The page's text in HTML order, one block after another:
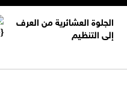
الجلوة العشائرية من العرف
إلى التنظيم